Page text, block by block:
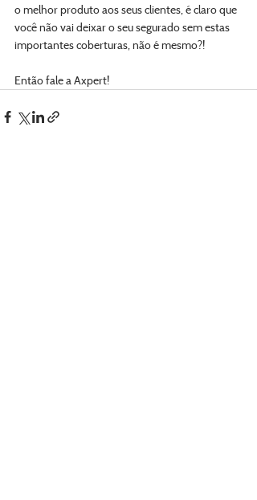
o melhor produto aos seus clientes, é claro que
você não vai deixar o seu segurado sem estas
importantes coberturas, não é mesmo?!
Então fale a Axpert!